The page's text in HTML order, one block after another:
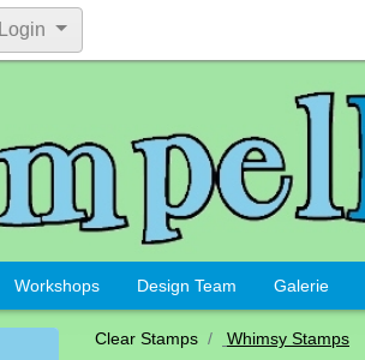
Login
Workshops Design Team Galerie
Clear Stamps Whimsy Stamps